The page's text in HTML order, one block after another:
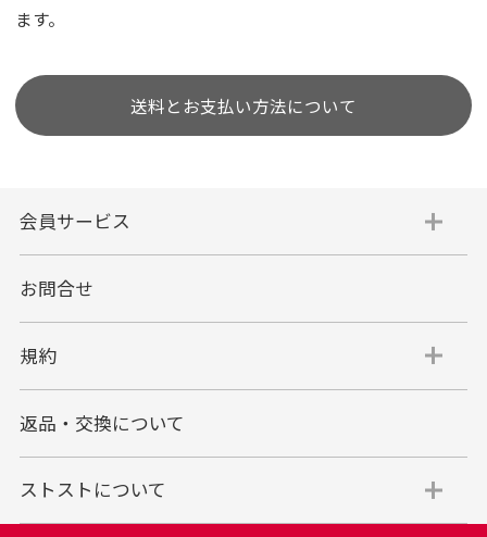
ます。
送料とお支払い方法について
会員サービス
お問合せ
規約
返品・交換について
ストストについて